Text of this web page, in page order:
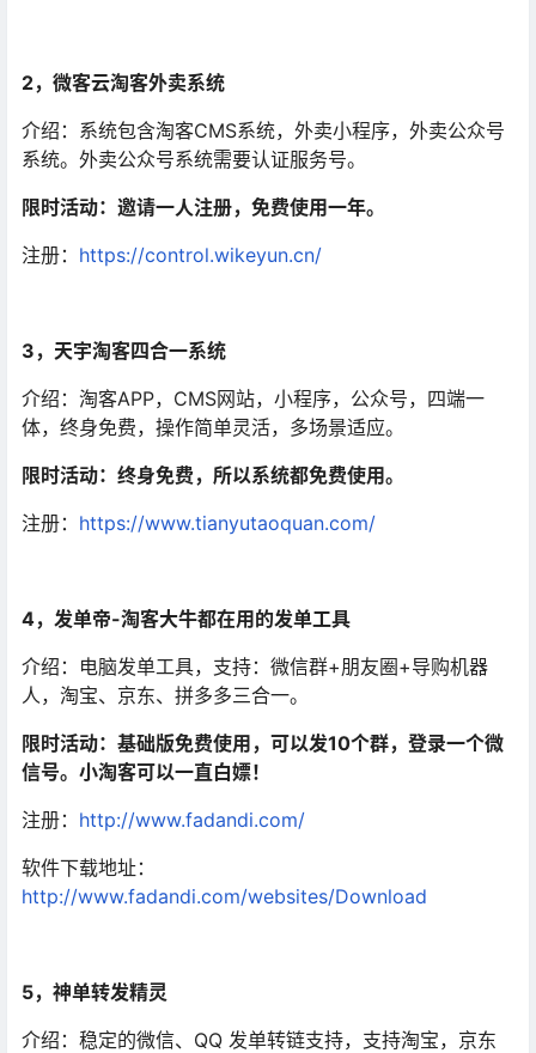
2，微客云淘客外卖系统
介绍：系统包含淘客CMS系统，外卖小程序，外卖公众号
系统。外卖公众号系统需要认证服务号。
限时活动：邀请一人注册，免费使用一年。
注册： https://control.wikeyun.cn/
3，天宇淘客四合一系统
介绍：淘客APP，CMS网站，小程序，公众号，四端一
体，终身免费，操作简单灵活，多场景适应。
限时活动：终身免费，所以系统都免费使用。
注册： https://www.tianyutaoquan.com/
4，发单帝-淘客大牛都在用的发单工具
介绍：电脑发单工具，支持：微信群+朋友圈+导购机器
人，淘宝、京东、拼多多三合一。
限时活动：基础版免费使用，可以发10个群，登录一个微
信号。小淘客可以一直白嫖！
注册： http://www.fadandi.com/
软件下载地址：
http://www.fadandi.com/websites/Download
5，神单转发精灵
介绍：稳定的微信、QQ 发单转链支持，支持淘宝，京东